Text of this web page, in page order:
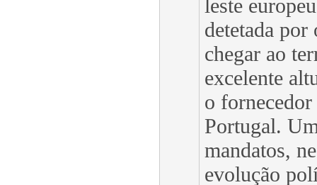
leste
detetada por
chegar ao
excelente
o
Portugal.
mandatos,
evolução